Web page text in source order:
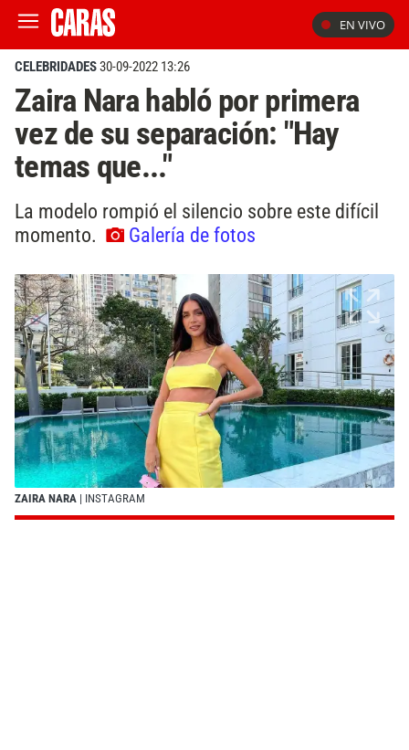
EN VIVO
CELEBRIDADES30-09-2022 13:26
Zaira Nara habló por primera
vez de su separación: "Hay
temas que..."
La modelo rompió el silencio sobre este difícil
momento.
Galería de fotos
ZAIRA NARA | INSTAGRAM